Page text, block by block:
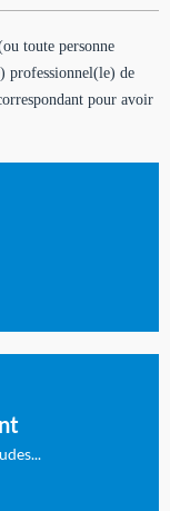
toute personne
professionnel(le) de
pour avoir
qui
la presse